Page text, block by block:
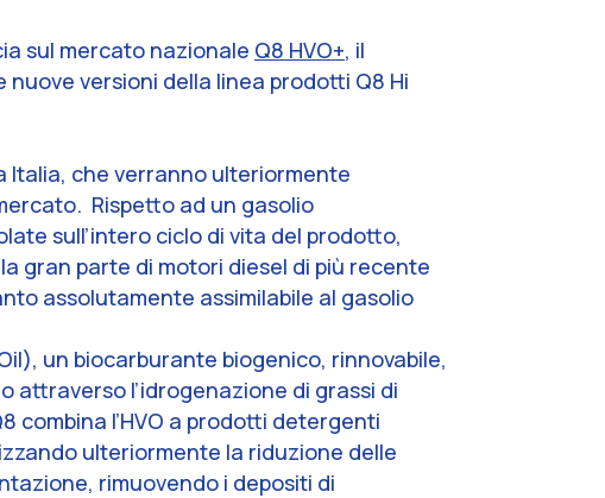
sul mercato nazionale Q8 HVO+, il
versioni della linea prodotti Q8 Hi
Italia, che verranno ulteriormente
Rispetto ad un gasolio
sull’intero ciclo di vita del prodotto,
gran parte di motori diesel di più recente
assolutamente assimilabile al gasolio
un biocarburante biogenico, rinnovabile,
attraverso l’idrogenazione di grassi di
combina l’HVO a prodotti detergenti
ulteriormente la riduzione delle
rimuovendo i depositi di